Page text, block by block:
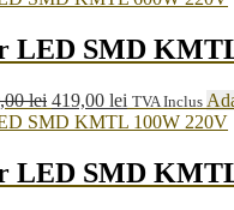
LED SMD
lei Prețul
inițial
fost:
699,00 lei.
419,00 lei Prețul
curent
419,00 lei.
TVA Inclus
LED SMD